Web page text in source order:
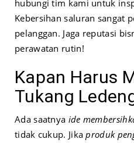
hubungi tim kami untuk
Kebersihan saluran sangat
pelanggan. Jaga reputasi
perawatan rutin!
Kapan Harus
Tukang
Ada saatnya ide
tidak cukup. Jikaproduk